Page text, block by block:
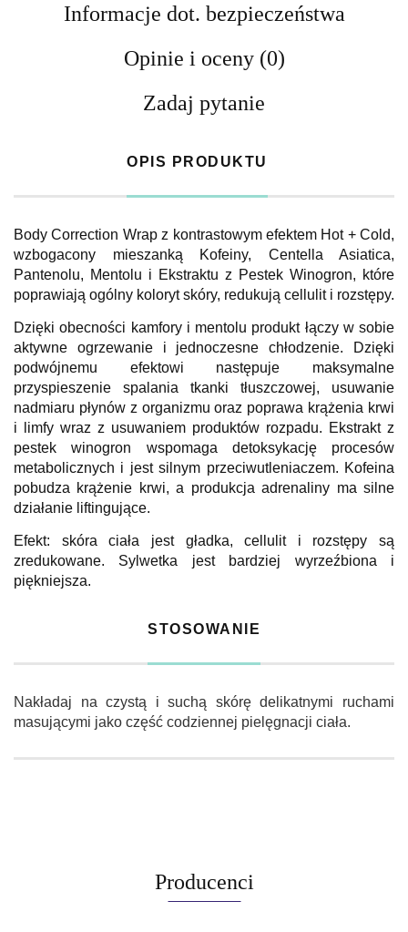
Informacje dot. bezpieczeństwa
Opinie i oceny (0)
Zadaj pytanie
OPIS PRODUKTU
Body Correction Wrap z kontrastowym efektem Hot + Cold,
wzbogacony mieszanką Kofeiny, Centella Asiatica,
Pantenolu, Mentolu i Ekstraktu z Pestek Winogron, które
poprawiają ogólny koloryt skóry, redukują cellulit i rozstępy.
Dzięki obecności kamfory i mentolu produkt łączy w sobie
aktywne ogrzewanie i jednoczesne chłodzenie. Dzięki
podwójnemu efektowi następuje maksymalne
przyspieszenie spalania tkanki tłuszczowej, usuwanie
nadmiaru płynów z organizmu oraz poprawa krążenia krwi
i limfy wraz z usuwaniem produktów rozpadu. Ekstrakt z
pestek winogron wspomaga detoksykację procesów
metabolicznych i jest silnym przeciwutleniaczem. Kofeina
pobudza krążenie krwi, a produkcja adrenaliny ma silne
działanie liftingujące.
Efekt: skóra ciała jest gładka, cellulit i rozstępy są
zredukowane. Sylwetka jest bardziej wyrzeźbiona i
piękniejsza.
STOSOWANIE
Nakładaj na czystą i suchą skórę delikatnymi ruchami
masującymi jako część codziennej pielęgnacji ciała.
Producenci